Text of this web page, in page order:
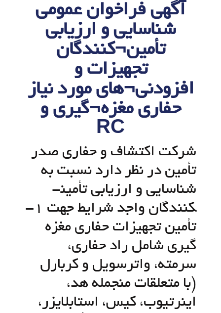
آگهی فراخوان عمومی
شناسایی و ارزیابی
تأمین¬کنندگان
تجهیزات و
افزودنی¬های مورد نیاز
حفاری مغزه¬گیری و
RC
شرکت اكتشاف و حفاري صدر
تأمين در نظر دارد نسبت به
شناسایی و ارزیابی تأمین­
کنندگان واجد شرایط جهت 1-
تأمین تجهیزات حفاری مغزه
گیری شامل راد حفاری،
سرمته، واترسویل و کربارل
(با متعلقات منجمله هد،
اینرتیوب، کیس، استابلایزر،